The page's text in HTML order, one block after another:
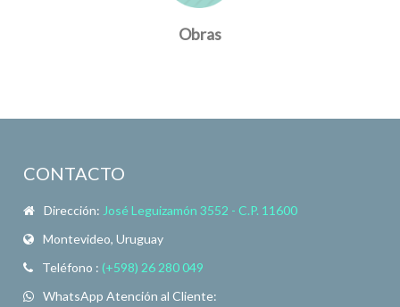
Obras
CONTACTO
Dirección: José Leguizamón 3552 - C.P. 11600
Montevideo, Uruguay
Teléfono : (+598) 26 280 049
WhatsApp Atención al Cliente: